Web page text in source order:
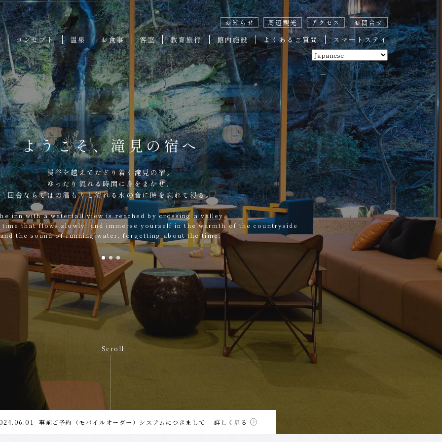
お知らせ 周辺観光 アクセス お問合せ
コンセプト 温泉 お食事 客室 教育旅行 館内施設 よくあるご質問 スマートステイ
ようこそ、滝見の宿へ
渓谷を越えてたどり着く滝見の宿。
ゆったり流れる時間に身をまかせ、
田舎ならではの温もりと流れる水の音に時を忘れて浸る。
inn with a waterfall view is reached by crossing a valley.
that flows slowly, and immerse yourself in the warmth of the countryside
and the sound of running water, forgetting about the time.
Scroll
天空貸切露天風呂営業終了のお知らせ 詳しく見る
【重要なお知らせ】食物アレルギー対応変更のご案内 詳しく見る
事前ご予約（モバイルオーダー）システムにつきまして 詳しく見る